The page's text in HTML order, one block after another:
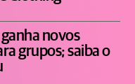
novos
grupos; saiba o